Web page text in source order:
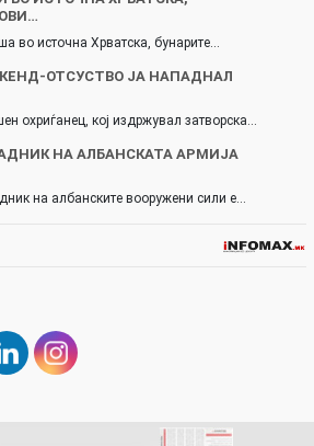
во источна Хрватска, бунарите…
ОТСУСТВО ЈА НАПАДНАЛ
охриѓанец, кој издржувал затворска…
НА АЛБАНСКАТА АРМИЈА
на албанските вооружени сили е…